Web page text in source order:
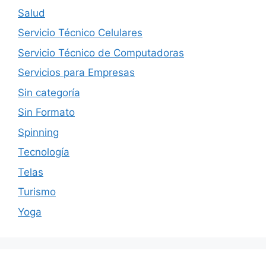
Salud
Servicio Técnico Celulares
Servicio Técnico de Computadoras
Servicios para Empresas
Sin categoría
Sin Formato
Spinning
Tecnología
Telas
Turismo
Yoga